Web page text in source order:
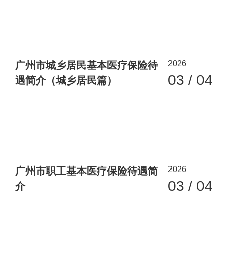
广州市城乡居民基本医疗保险待
遇简介（城乡居民篇）
2026
03 / 04
广州市职工基本医疗保险待遇简
介
2026
03 / 04